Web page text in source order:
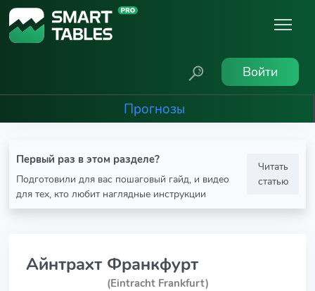
Войти
Прогнозы
Первый раз в этом разделе?
Подготовили для вас пошаговый гайд, и видео
для тех, кто любит наглядные инструкции
Читать
статью
Айнтрахт Франкфурт
(Eintracht Frankfurt)